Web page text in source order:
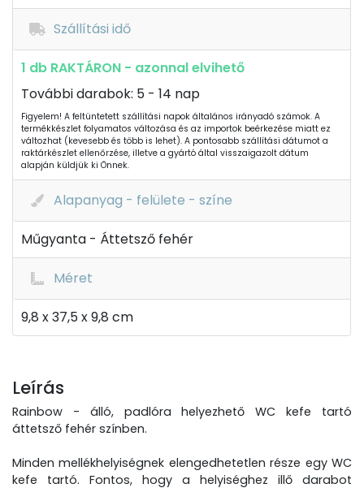
Szállítási idő
1 db RAKTÁRON - azonnal elvihető
További darabok: 5 - 14 nap
Figyelem! A feltüntetett szállítási napok általános irányadó számok. A
termékkészlet folyamatos változása és az importok beérkezése miatt ez
változhat (kevesebb és több is lehet). A pontosabb szállítási dátumot a
raktárkészlet ellenőrzése, illetve a gyártó által visszaigazolt dátum
alapján küldjük ki Önnek.
Alapanyag - felülete - színe
Műgyanta - Áttetsző fehér
Méret
9,8 x 37,5 x 9,8 cm
Leírás
Rainbow - álló, padlóra helyezhető WC kefe tartó
áttetsző fehér színben.
Minden mellékhelyiségnek elengedhetetlen része egy WC
kefe tartó. Fontos, hogy a helyiséghez illő darabot